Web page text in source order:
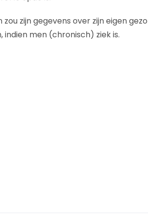
zijn gegevens over zijn eigen
men (chronisch) ziek is.